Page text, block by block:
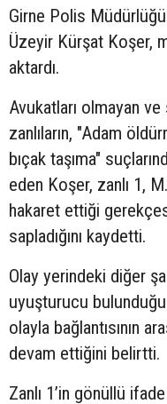
Girne Polis
Üzeyir Kürşat Koşer,
aktardı.
Avukatları olmayan
zanlıların, "Adam
bıçak taşıma"
eden Koşer, zanlı 1,
hakaret ettiği
sapladığını kaydetti.
Olay yerindeki diğer
uyuşturucu
olayla bağlantısının
devam ettiğini belirtti.
Zanlı 1’in gönüllü